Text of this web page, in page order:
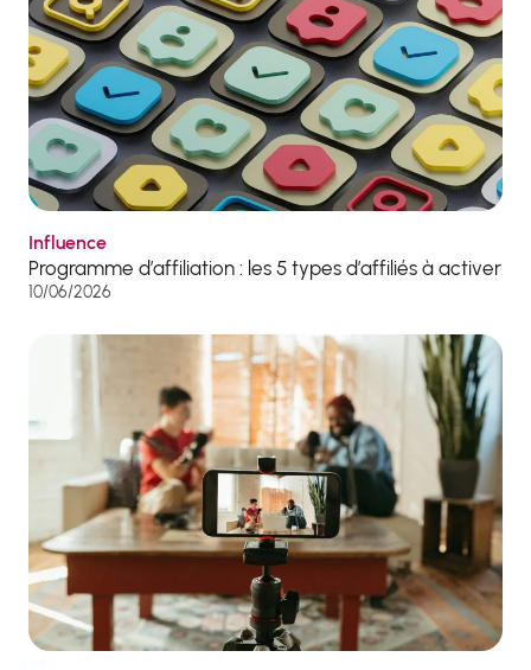
Influence
Programme d’affiliation : les 5 types d’affiliés à activer
10/06/2026